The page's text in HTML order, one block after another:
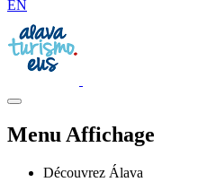
EN
Menu Affichage
Découvrez Álava